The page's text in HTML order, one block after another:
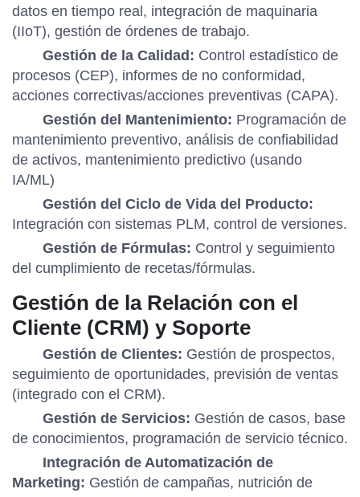
datos en tiempo real, integración de maquinaria
(IIoT), gestión de órdenes de trabajo.
Gestión de la Calidad: Control estadístico de
procesos (CEP), informes de no conformidad,
acciones correctivas/acciones preventivas (CAPA).
Gestión del Mantenimiento: Programación de
mantenimiento preventivo, análisis de confiabilidad
de activos, mantenimiento predictivo (usando
IA/ML)
Gestión del Ciclo de Vida del Producto:
Integración con sistemas PLM, control de versiones.
Gestión de Fórmulas: Control y seguimiento
del cumplimiento de recetas/fórmulas.
Gestión de la Relación con el
Cliente (CRM) y Soporte
Gestión de Clientes: Gestión de prospectos,
seguimiento de oportunidades, previsión de ventas
(integrado con el CRM).
Gestión de Servicios: Gestión de casos, base
de conocimientos, programación de servicio técnico.
Integración de Automatización de
Marketing: Gestión de campañas, nutrición de